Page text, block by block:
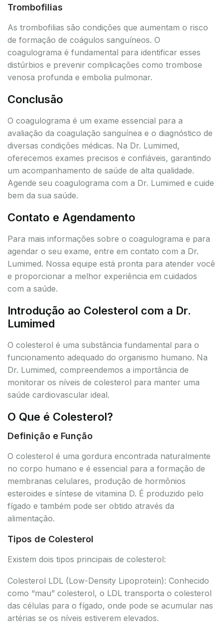
Trombofilias
As trombofilias são condições que aumentam o risco
de formação de coágulos sanguíneos. O
coagulograma é fundamental para identificar esses
distúrbios e prevenir complicações como trombose
venosa profunda e embolia pulmonar.
Conclusão
O coagulograma é um exame essencial para a
avaliação da coagulação sanguínea e o diagnóstico de
diversas condições médicas. Na Dr. Lumimed,
oferecemos exames precisos e confiáveis, garantindo
um acompanhamento de saúde de alta qualidade.
Agende seu coagulograma com a Dr. Lumimed e cuide
bem da sua saúde.
Contato e Agendamento
Para mais informações sobre o coagulograma e para
agendar o seu exame, entre em contato com a Dr.
Lumimed. Nossa equipe está pronta para atender você
e proporcionar a melhor experiência em cuidados
com a saúde.
Introdução ao Colesterol com a Dr.
Lumimed
O colesterol é uma substância fundamental para o
funcionamento adequado do organismo humano. Na
Dr. Lumimed, compreendemos a importância de
monitorar os níveis de colesterol para manter uma
saúde cardiovascular ideal.
O Que é Colesterol?
Definição e Função
O colesterol é uma gordura encontrada naturalmente
no corpo humano e é essencial para a formação de
membranas celulares, produção de hormônios
esteroides e síntese de vitamina D. É produzido pelo
fígado e também pode ser obtido através da
alimentação.
Tipos de Colesterol
Existem dois tipos principais de colesterol:
Colesterol LDL (Low-Density Lipoprotein): Conhecido
como “mau” colesterol, o LDL transporta o colesterol
das células para o fígado, onde pode se acumular nas
artérias se os níveis estiverem elevados.